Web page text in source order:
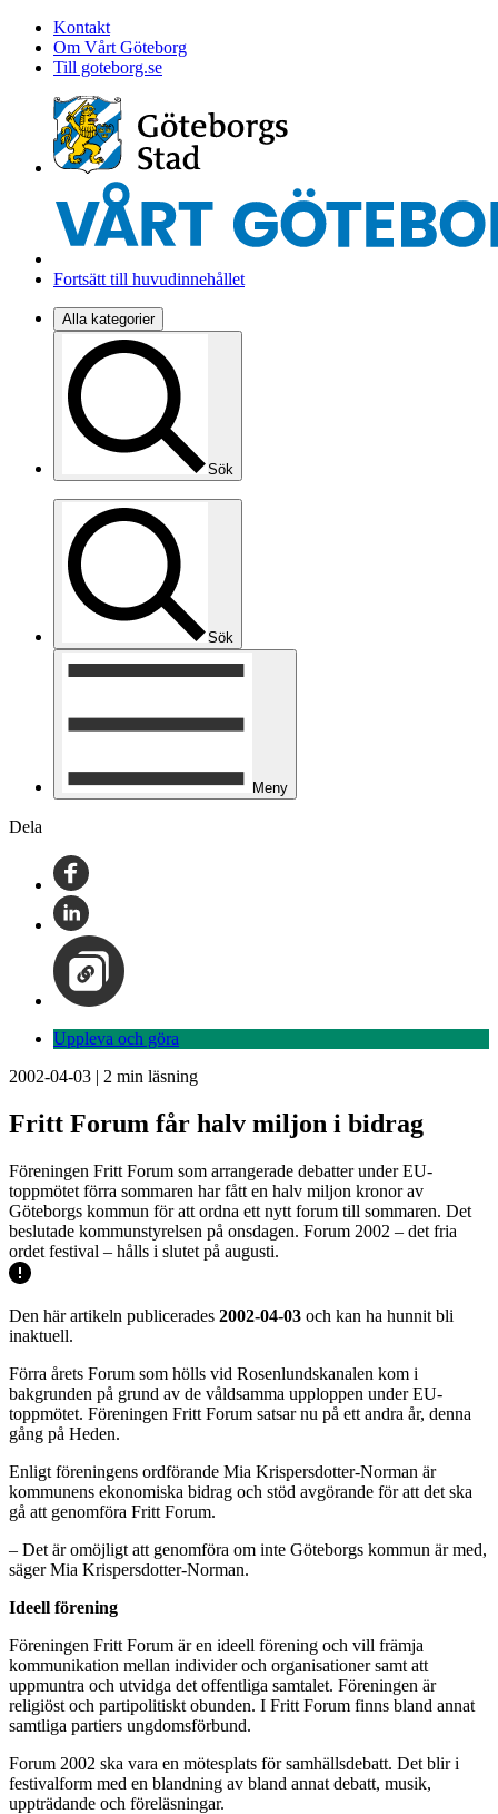
Kontakt
Om Vårt Göteborg
Till goteborg.se
Fortsätt till huvudinnehållet
Alla kategorier
Sök
Sök
Meny
Dela
Uppleva och göra
2002-04-03 | 2 min läsning
Fritt Forum får halv miljon i bidrag
Föreningen Fritt Forum som arrangerade debatter under EU-
toppmötet förra sommaren har fått en halv miljon kronor av
Göteborgs kommun för att ordna ett nytt forum till sommaren. Det
beslutade kommunstyrelsen på onsdagen. Forum 2002 – det fria
ordet festival – hålls i slutet på augusti.
Den här artikeln publicerades 2002-04-03 och kan ha hunnit bli
inaktuell.
Förra årets Forum som hölls vid Rosenlundskanalen kom i
bakgrunden på grund av de våldsamma upploppen under EU-
toppmötet. Föreningen Fritt Forum satsar nu på ett andra år, denna
gång på Heden.
Enligt föreningens ordförande Mia Krispersdotter-Norman är
kommunens ekonomiska bidrag och stöd avgörande för att det ska
gå att genomföra Fritt Forum.
– Det är omöjligt att genomföra om inte Göteborgs kommun är med,
säger Mia Krispersdotter-Norman.
Ideell förening
Föreningen Fritt Forum är en ideell förening och vill främja
kommunikation mellan individer och organisationer samt att
uppmuntra och utvidga det offentliga samtalet. Föreningen är
religiöst och partipolitiskt obunden. I Fritt Forum finns bland annat
samtliga partiers ungdomsförbund.
Forum 2002 ska vara en mötesplats för samhällsdebatt. Det blir i
festivalform med en blandning av bland annat debatt, musik,
uppträdande och föreläsningar.